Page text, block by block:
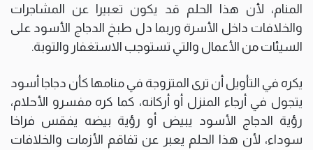
المنام، لأن هذا الحلم قد يكون تعبيرا عن المشاجرات
والخلافات داخل الأسرة وربما دل طبخ الدجاج الأسود على
السيئات من الأعمال والتي تستوجب الاستغفار والتوبة.
يكره في التأويل أن ترى المتزوجة في منامها كأن دجاجا أسود
يتجول في أرجاء المنزل أو أركانه، كما كره مفسرو الأحلام،
رؤية الدجاج الأسود يبيض أو رؤية بيضه يفقس فراخا
سوداء، لأن هذا الحلم يعبر عن تفاقم الأزمات والخلافات